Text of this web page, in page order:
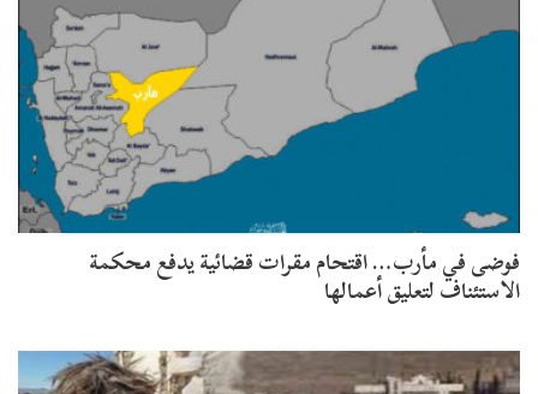
فوضى في مأرب… اقتحام مقرات قضائية يدفع محكمة
الاستئناف لتعليق أعمالها